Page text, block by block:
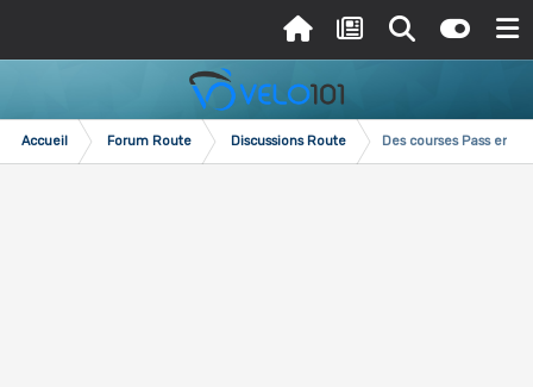
Accueil Forum Route Discussions Route Des courses Pass en